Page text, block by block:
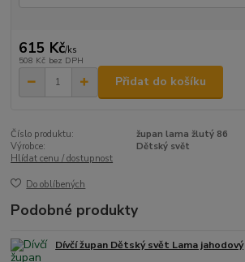
615 Kč/ks
508 Kč bez DPH
Přidat do košíku
Číslo produktu:
župan lama žlutý 86
Výrobce:
Dětský svět
Hlídat cenu / dostupnost
Do oblíbených
Podobné produkty
Dívčí župan Dětský svět Lama jahodový